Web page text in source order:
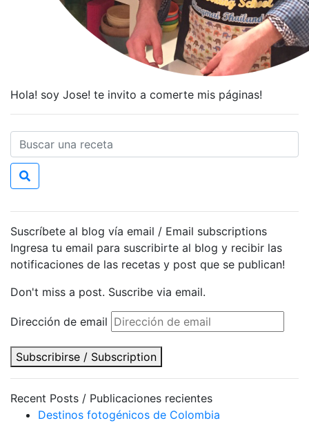
Hola! soy Jose! te invito a comerte mis páginas!
Suscríbete al blog vía email / Email subscriptions
Ingresa tu email para suscribirte al blog y recibir las
notificaciones de las recetas y post que se publican!
Don't miss a post. Suscribe via email.
Dirección de email
Subscribirse / Subscription
Recent Posts / Publicaciones recientes
Destinos fotogénicos de Colombia